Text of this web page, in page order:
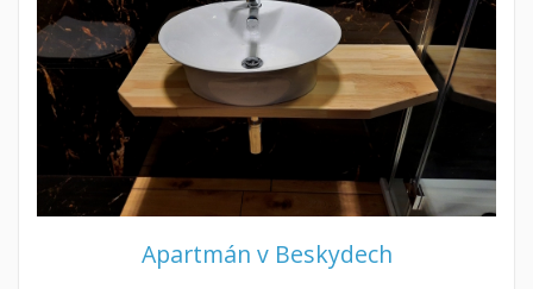
Apartmán v Beskydech